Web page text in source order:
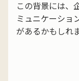
この背景には、
ミュニケーショ
があるかもしれ